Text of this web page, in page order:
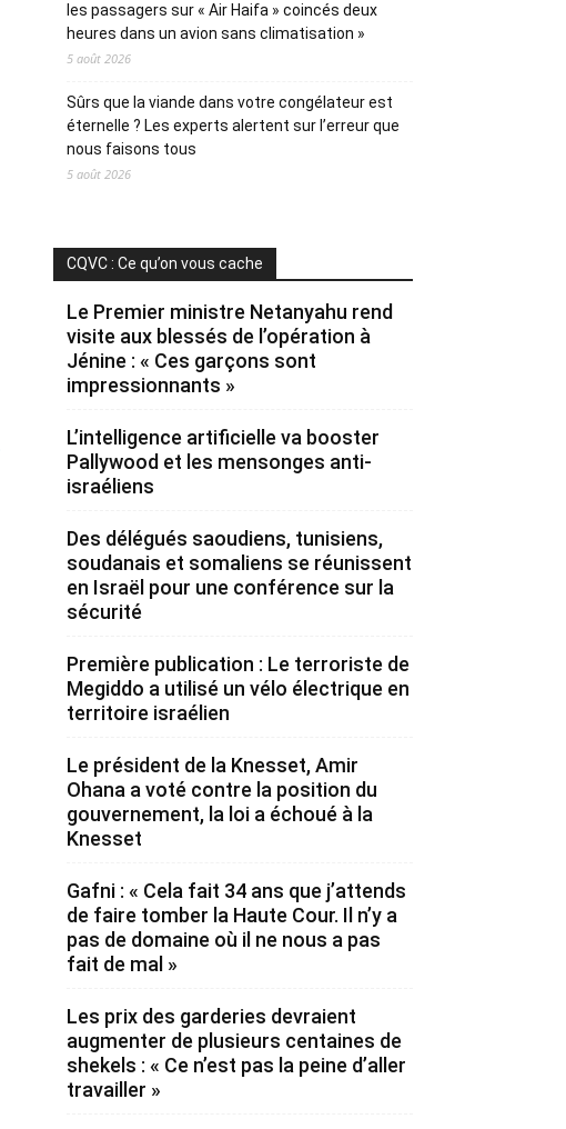
les passagers sur « Air Haifa » coincés deux
heures dans un avion sans climatisation »
5 août 2026
Sûrs que la viande dans votre congélateur est
éternelle ? Les experts alertent sur l’erreur que
nous faisons tous
5 août 2026
CQVC : Ce qu’on vous cache
Le Premier ministre Netanyahu rend
visite aux blessés de l’opération à
Jénine : « Ces garçons sont
impressionnants »
L’intelligence artificielle va booster
Pallywood et les mensonges anti-
israéliens
Des délégués saoudiens, tunisiens,
soudanais et somaliens se réunissent
en Israël pour une conférence sur la
sécurité
Première publication : Le terroriste de
Megiddo a utilisé un vélo électrique en
territoire israélien
Le président de la Knesset, Amir
Ohana a voté contre la position du
gouvernement, la loi a échoué à la
Knesset
Gafni : « Cela fait 34 ans que j’attends
de faire tomber la Haute Cour. Il n’y a
pas de domaine où il ne nous a pas
fait de mal »
Les prix des garderies devraient
augmenter de plusieurs centaines de
shekels : « Ce n’est pas la peine d’aller
travailler »